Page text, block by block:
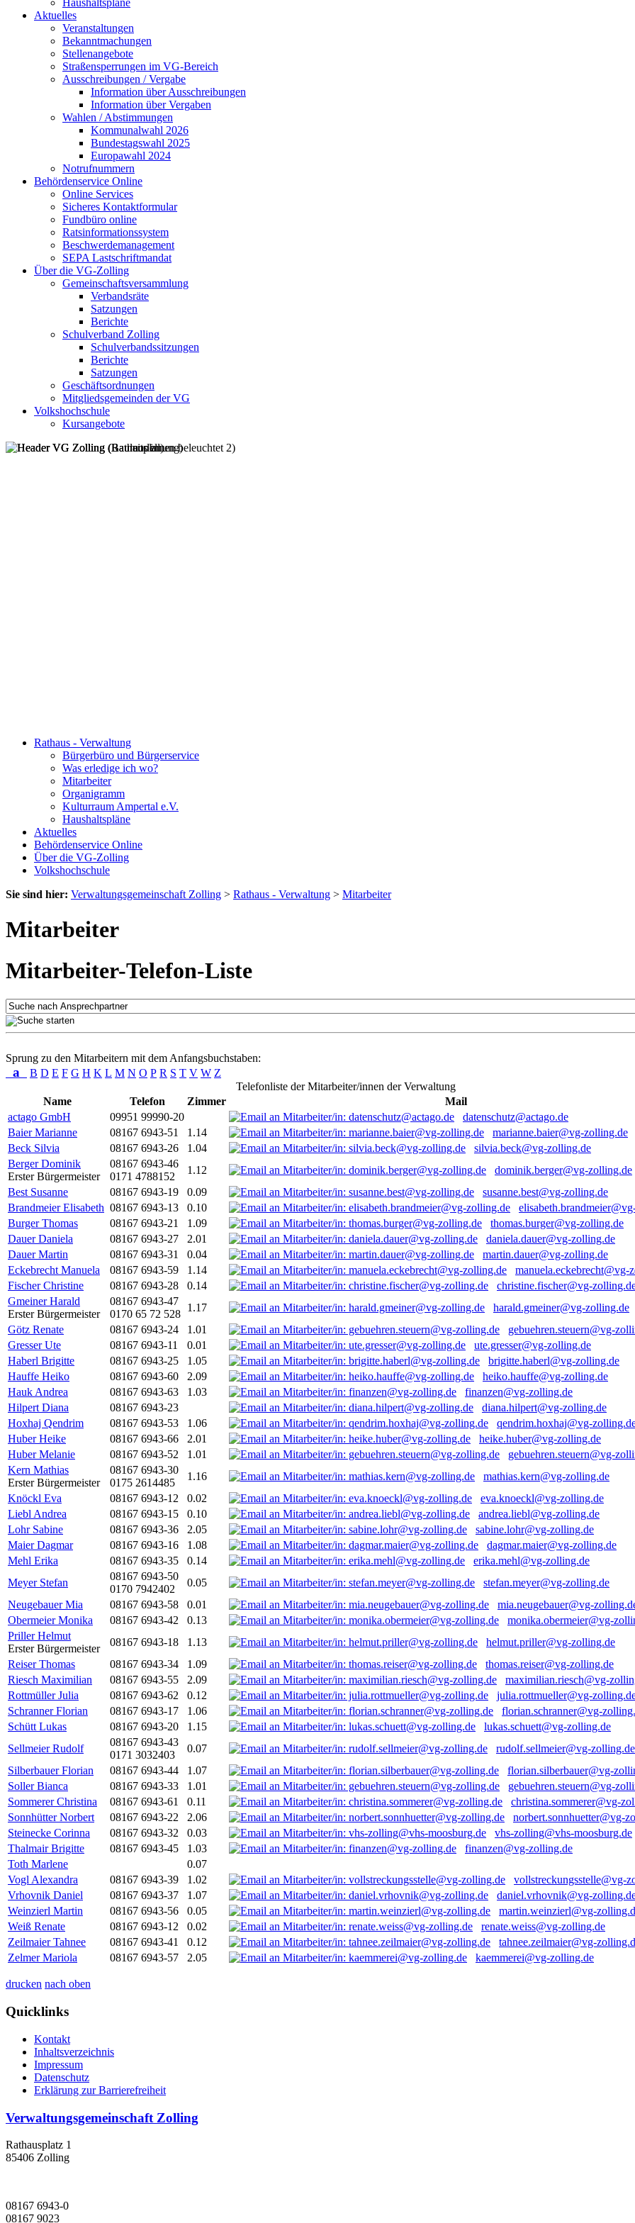
Haushaltspläne
Aktuelles
Veranstaltungen
Bekanntmachungen
Stellenangebote
Straßensperrungen im VG-Bereich
Ausschreibungen / Vergabe
Information über Ausschreibungen
Information über Vergaben
Wahlen / Abstimmungen
Kommunalwahl 2026
Bundestagswahl 2025
Europawahl 2024
Notrufnummern
Behördenservice Online
Online Services
Sicheres Kontaktformular
Fundbüro online
Ratsinformationssystem
Beschwerdemanagement
SEPA Lastschriftmandat
Über die VG-Zolling
Gemeinschaftsversammlung
Verbandsräte
Satzungen
Berichte
Schulverband Zolling
Schulverbandssitzungen
Berichte
Satzungen
Geschäftsordnungen
Mitgliedsgemeinden der VG
Volkshochschule
Kursangebote
Rathaus - Verwaltung
Bürgerbüro und Bürgerservice
Was erledige ich wo?
Mitarbeiter
Organigramm
Kulturraum Ampertal e.V.
Haushaltspläne
Aktuelles
Behördenservice Online
Über die VG-Zolling
Volkshochschule
Sie sind hier: Verwaltungsgemeinschaft Zolling > Rathaus - Verwaltung > Mitarbeiter
Mitarbeiter
Mitarbeiter-Telefon-Liste
Sprung zu den Mitarbeitern mit dem Anfangsbuchstaben:
a B D E F G H K L M N O P R S T V W Z
Telefonliste der Mitarbeiter/innen der Verwaltung
Name
Telefon Zimmer
Mail
actago GmbH
09951 99990-20
datenschutz@actago.de
Baier Marianne
08167 6943-51 1.14
marianne.baier@vg-zolling.de
Beck Silvia
08167 6943-26 1.04
silvia.beck@vg-zolling.de
Berger Dominik
Erster Bürgermeister
08167 6943-46
0171 4788152
1.12
dominik.berger@vg-zolling.de
Best Susanne
08167 6943-19 0.09
susanne.best@vg-zolling.de
Brandmeier Elisabeth 08167 6943-13 0.10
Burger Thomas
08167 6943-21 1.09
thomas.burger@vg-zolling.de
Dauer Daniela
08167 6943-27 2.01
daniela.dauer@vg-zolling.de
Dauer Martin
08167 6943-31 0.04
martin.dauer@vg-zolling.de
Eckebrecht Manuela
08167 6943-59 1.14
manuela.eckebrecht@vg-
Fischer Christine
08167 6943-28 0.14
christine.fischer@vg-
Gmeiner Harald
Erster Bürgermeister
08167 6943-47
0170 65 72 528
1.17
harald.gmeiner@vg-zolling.de
Götz Renate
08167 6943-24 1.01
gebuehren.steuern@vg-
Gresser Ute
08167 6943-11 0.01
ute.gresser@vg-zolling.de
Haberl Brigitte
08167 6943-25 1.05
brigitte.haberl@vg-zolling.de
Hauffe Heiko
08167 6943-60 2.09
heiko.hauffe@vg-zolling.de
Hauk Andrea
08167 6943-63 1.03
finanzen@vg-zolling.de
Hilpert Diana
08167 6943-23
diana.hilpert@vg-zolling.de
Hoxhaj Qendrim
08167 6943-53 1.06
qendrim.hoxhaj@vg-
Huber Heike
08167 6943-66 2.01
heike.huber@vg-zolling.de
Huber Melanie
08167 6943-52 1.01
gebuehren.steuern@vg-
Kern Mathias
Erster Bürgermeister
08167 6943-30
0175 2614485
1.16
mathias.kern@vg-zolling.de
Knöckl Eva
08167 6943-12 0.02
eva.knoeckl@vg-zolling.de
Liebl Andrea
08167 6943-15 0.10
andrea.liebl@vg-zolling.de
Lohr Sabine
08167 6943-36 2.05
sabine.lohr@vg-zolling.de
Maier Dagmar
08167 6943-16 1.08
dagmar.maier@vg-zolling.de
Mehl Erika
08167 6943-35 0.14
erika.mehl@vg-zolling.de
Meyer Stefan
08167 6943-50
0170 7942402
0.05
stefan.meyer@vg-zolling.de
Neugebauer Mia
08167 6943-58 0.01
mia.neugebauer@vg-
Obermeier Monika
08167 6943-42 0.13
monika.obermeier@vg-
Priller Helmut
Erster Bürgermeister
08167 6943-18 1.13
helmut.priller@vg-zolling.de
Reiser Thomas
08167 6943-34 1.09
thomas.reiser@vg-zolling.de
Riesch Maximilian
08167 6943-55 2.09
maximilian.riesch@vg-
Rottmüller Julia
08167 6943-62 0.12
julia.rottmueller@vg-
Schranner Florian
08167 6943-17 1.06
florian.schranner@vg-
Schütt Lukas
08167 6943-20 1.15
lukas.schuett@vg-zolling.de
Sellmeier Rudolf
08167 6943-43
0171 3032403
0.07
rudolf.sellmeier@vg-zolling.de
Silberbauer Florian
08167 6943-44 1.07
florian.silberbauer@vg-
Soller Bianca
08167 6943-33 1.01
gebuehren.steuern@vg-
Sommerer Christina
08167 6943-61 0.11
christina.sommerer@vg-
Sonnhütter Norbert
08167 6943-22 2.06
norbert.sonnhuetter@vg-
Steinecke Corinna
08167 6943-32 0.03
vhs-zolling@vhs-moosburg.de
Thalmair Brigitte
08167 6943-45 1.03
finanzen@vg-zolling.de
Toth Marlene
0.07
Vogl Alexandra
08167 6943-39 1.02
vollstreckungsstelle@vg-
Vrhovnik Daniel
08167 6943-37 1.07
daniel.vrhovnik@vg-
Weinzierl Martin
08167 6943-56 0.05
martin.weinzierl@vg-
Weiß Renate
08167 6943-12 0.02
renate.weiss@vg-zolling.de
Zeilmaier Tahnee
08167 6943-41 0.12
tahnee.zeilmaier@vg-
Zelmer Mariola
08167 6943-57 2.05 kaemmerei@vg-zolling.de
drucken nach oben
Quicklinks
Kontakt
Inhaltsverzeichnis
Impressum
Datenschutz
Erklärung zur Barrierefreiheit
Verwaltungsgemeinschaft Zolling
Rathausplatz 1
85406 Zolling
08167 6943-0
08167 9023